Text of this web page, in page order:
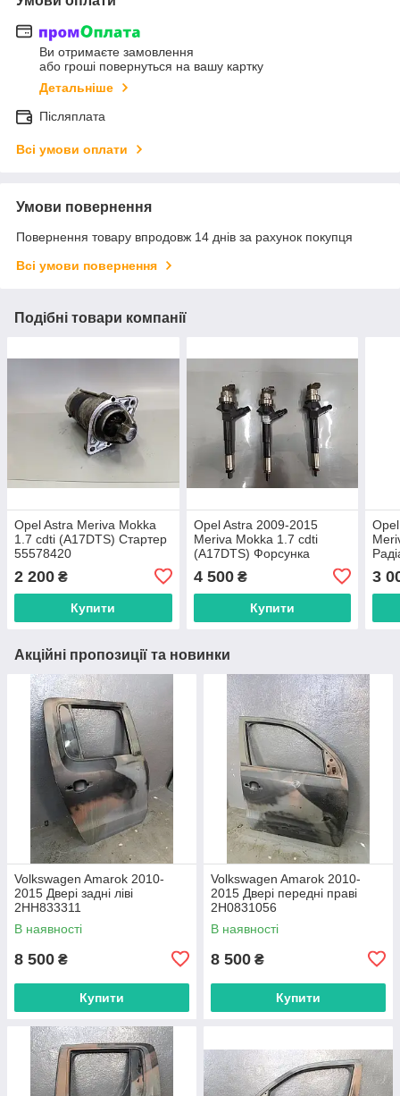
Ви отримаєте замовлення
або гроші повернуться на вашу картку
Детальніше
Післяплата
Всі умови оплати
Умови повернення
Повернення товару впродовж 14 днів за рахунок покупця
Всі умови повернення
Подібні товари компанії
Opel Astra Meriva Mokka
1.7 cdti (A17DTS) Стартер
55578420
2 200 ₴
Купити
Opel Astra 2009-2015
Meriva Mokka 1.7 cdti
(A17DTS) Форсунка
4 500₴
Купити
3
Акційні пропозиції та новинки
Volkswagen Amarok 2010-
2015 Двері задні ліві
2HH833311
В наявності
8 500 ₴
Купити
Volkswagen Amarok 2010-
2015 Двері передні праві
2H0831056
В наявності
8 500 ₴
Купити